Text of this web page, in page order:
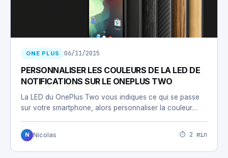
ONE PLUS 06/11/2015
PERSONNALISER LES COULEURS DE LA LED DE
NOTIFICATIONS SUR LE ONEPLUS TWO
La LED du OnePlus Two vous indiques ce qui se passe
sur votre smartphone, alors personnaliser la couleur…
N Nicolas ⏱ 2 min